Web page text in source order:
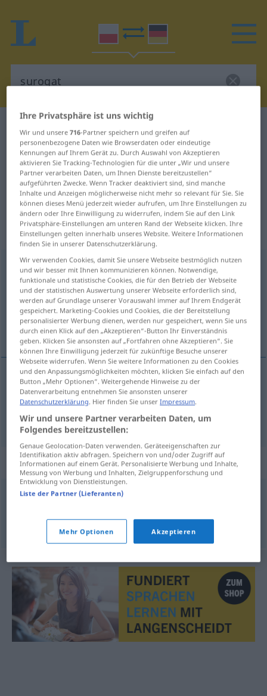
Polnisch-Deutsch Übersetzung für
"surogat"
"surogat" Deutsch Übersetzung
„surogat“: rodzaj męski
surogatm <-u;-y>
Übersicht aller Übersetzungen
(Für mehr Details die Übersetzung anklicken/antippen)
Ersatzstoff, Ersatz
Ersatzstoffm surogat
Ersatz m surogat FIG
Synonyme für "surogat"
Ihre Privatsphäre ist uns wichtig
Wir und unsere716-Partner speichern und greifen auf
personenbezogene Daten wie Browserdaten oder eindeutige
Kennungen auf Ihrem Gerät zu. Durch Auswahl von Akzeptieren
aktivieren Sie Tracking-Technologien für die unter „Wir und unsere
Partner verarbeiten Daten, um Ihnen Dienste bereitzustellen“
aufgeführten Zwecke. Wenn Tracker deaktiviert sind, sind manche
Inhalte und Anzeigen möglicherweise nicht mehr so relevant für Sie. Sie
können dieses Menü jederzeit wieder aufrufen, um Ihre Einstellungen zu
ändern oder Ihre Einwilligung zu widerrufen, indem Sie auf den Link
Privatsphäre-Einstellungen am unteren Rand der Webseite klicken. Ihre
Einstellungen gelten innerhalb unseres Website. Weitere Informationen
finden Sie in unserer Datenschutzerklärung.
Wir verwenden Cookies, damit Sie unsere Webseite bestmöglich nutzen
und wir besser mit Ihnen kommunizieren können. Notwendige,
funktionale und statistische Cookies, die für den Betrieb der Webseite
und der statistischen Auswertung unserer Webseite erforderlich sind,
werden auf Grundlage unserer Vorauswahl immer auf Ihrem Endgerät
gespeichert. Marketing-Cookies und Cookies, die der Bereitstellung
personalisierter Werbung dienen, werden nur gespeichert, wenn Sie uns
durch einen Klick auf den „Akzeptieren“-Button Ihr Einverständnis
geben. Klicken Sie ansonsten auf „Fortfahren ohne Akzeptieren“. Sie
können Ihre Einwilligung jederzeit für zukünftige Besuche unserer
Webseite widerrufen. Wenn Sie weitere Informationen zu den Cookies
und den Anpassungsmöglichkeiten möchten, klicken Sie einfach auf den
Button „Mehr Optionen“. Weitergehende Hinweise zu der
Datenverarbeitung entnehmen Sie ansonsten unserer
Datenschutzerklärung. Hier finden Sie unserImpressum.
Wir und unsere Partner verarbeiten Daten, um
Folgendes bereitzustellen:
Genaue Geolocation-Daten verwenden. Geräteeigenschaften zur
Identifikation aktiv abfragen. Speichern von und/oder Zugriff auf
Informationen auf einem Gerät. Personalisierte Werbung und Inhalte,
Messung von Werbung und Inhalten, Zielgruppenforschung und
Entwicklung von Dienstleistungen.
Liste der Partner (Lieferanten)
Mehr Optionen Akzeptieren